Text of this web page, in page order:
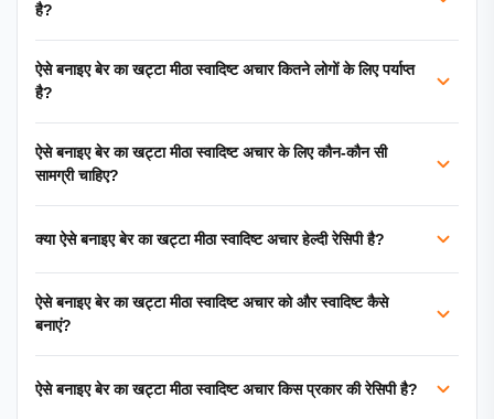
है?
ऐसे बनाइए बेर का खट्टा मीठा स्वादिष्ट अचार कितने लोगों के लिए पर्याप्त
है?
ऐसे बनाइए बेर का खट्टा मीठा स्वादिष्ट अचार के लिए कौन-कौन सी
सामग्री चाहिए?
क्या ऐसे बनाइए बेर का खट्टा मीठा स्वादिष्ट अचार हेल्दी रेसिपी है?
ऐसे बनाइए बेर का खट्टा मीठा स्वादिष्ट अचार को और स्वादिष्ट कैसे
बनाएं?
ऐसे बनाइए बेर का खट्टा मीठा स्वादिष्ट अचार किस प्रकार की रेसिपी है?